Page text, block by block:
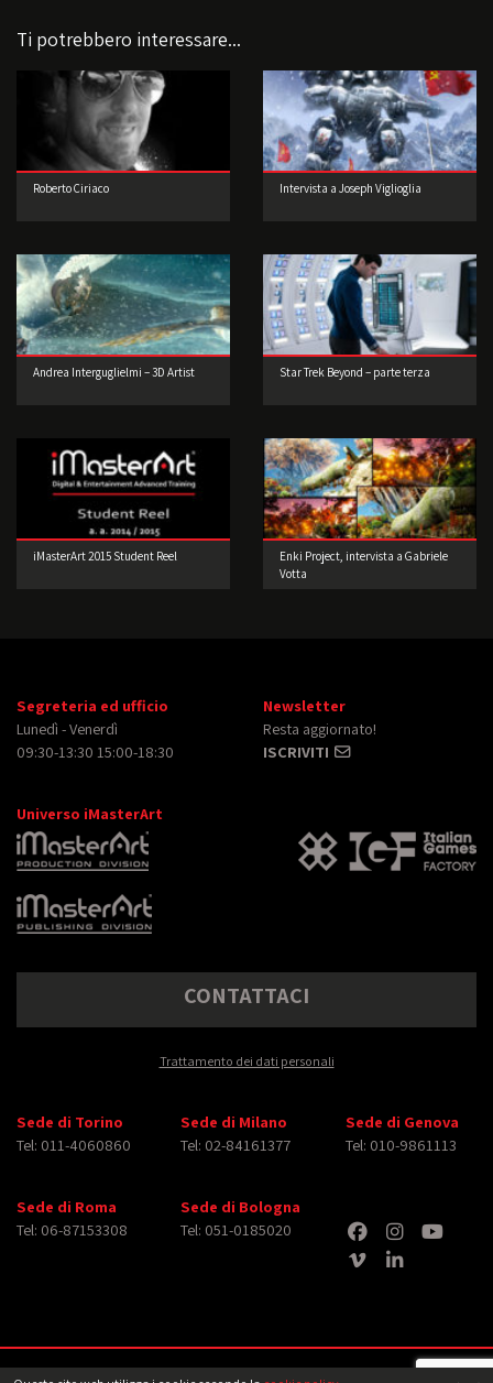
Ti potrebbero interessare...
Roberto Ciriaco Intervista a Joseph Viglioglia
Andrea Interguglielmi – 3D Artist Star Trek Beyond – parte terza
iMasterArt 2015 Student Reel
Enki Project, intervista a Gabriele
Votta
Segreteria ed ufficio
Lunedì - Venerdì
09:30-13:30 15:00-18:30
Newsletter
Resta aggiornato!
ISCRIVITI
Universo iMasterArt
CONTATTACI
Trattamento dei dati personali
Sede di Torino
Tel: 011-4060860
Sede di Milano
Tel: 02-84161377
Sede di Genova
Tel: 010-9861113
Sede di Roma
Tel: 06-87153308
Sede di Bologna
Tel: 051-0185020
Copyright © 2026 iMasterArt S.r.l. ‐ All rights reserved. Tutti i diritti relativi ad